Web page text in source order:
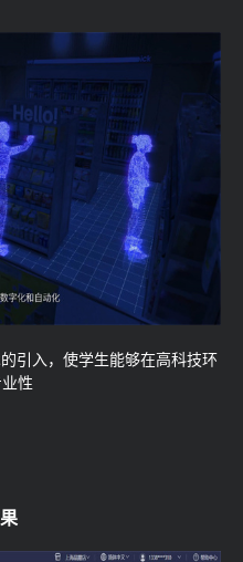
引入，使学生能够在高科技环
性